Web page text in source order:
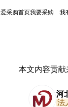
爱采购首页我要采购 我
本文内容贡献
河
法